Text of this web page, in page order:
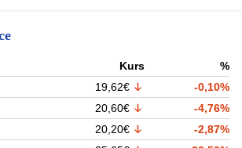
Kurs
%
19,62€
-0,10%
20,60€
-4,76%
20,20€
-2,87%